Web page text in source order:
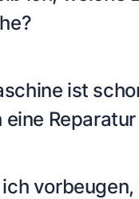
ist
eine